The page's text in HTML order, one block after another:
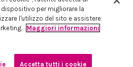
Viale Monte Nero, 84 - 20135 Milano
05946780151 - Capitale Sociale 258.250 €
imprese nr.198004 e REA nr.1051898
per migliorare la
l'utilizzo del sito e assistere
Maggiori informazioni
Accetta tutti i cookie